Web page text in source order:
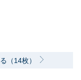
（14枚）